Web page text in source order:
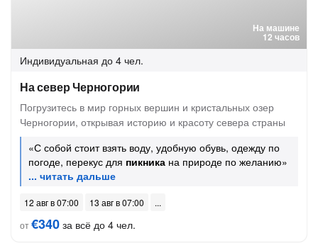
На машине
12 часов
Индивидуальная до 4 чел.
На север Черногории
Погрузитесь в мир горных вершин и кристальных озер
Черногории, открывая историю и красоту севера страны
«С собой стоит взять воду, удобную обувь, одежду по
погоде, перекус для пикника на природе по желанию»
12 авг в 07:00
13 авг в 07:00
от€340 за всё до 4 чел.